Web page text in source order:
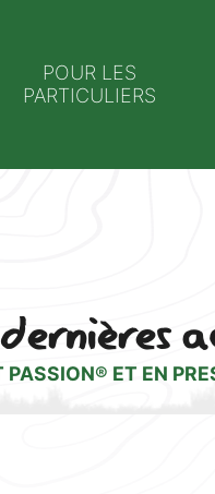
POUR LES
PARTICULIERS
ET EN